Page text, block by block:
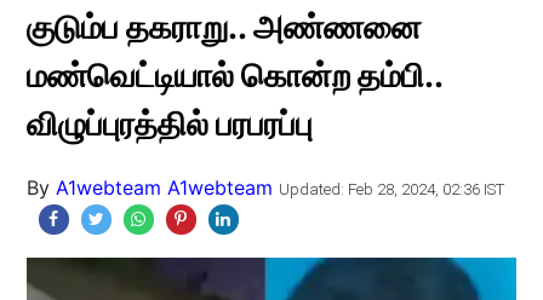
குடும்ப தகராறு.. அண்ணனை
மண்வெட்டியால் கொன்ற தம்பி..
விழுப்புரத்தில் பரபரப்பு
By A1webteam A1webteam Updated: Feb 28, 2024, 02:36 IST